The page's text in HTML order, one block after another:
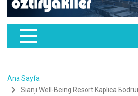
Ana Sayfa
Sianji Well-Being Resort Kaplıca